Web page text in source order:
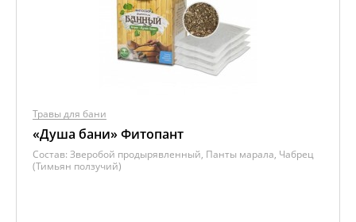
Травы для бани
«Душа бани» Фитопант
Состав: Зверобой продырявленный, Панты марала, Чабрец
(Тимьян ползучий)